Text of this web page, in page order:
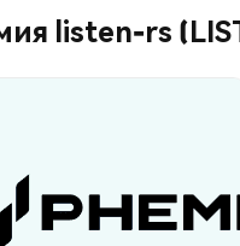
listen-rs